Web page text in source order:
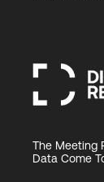
The Meeting
Data Come